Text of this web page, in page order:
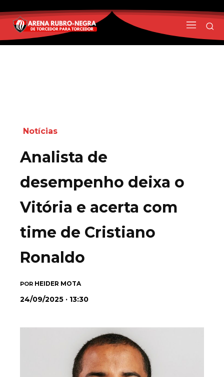
Notícias
Analista de
desempenho deixa o
Vitória e acerta com
time de Cristiano
Ronaldo
POR HEIDER MOTA
24/09/2025 · 13:30